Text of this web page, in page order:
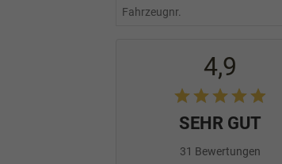
Fahrzeugnr.
4,9
SEHR GUT
31 Bewertungen